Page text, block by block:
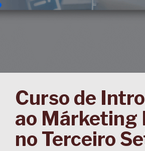
Curso de
ao Márketing
no Terceiro